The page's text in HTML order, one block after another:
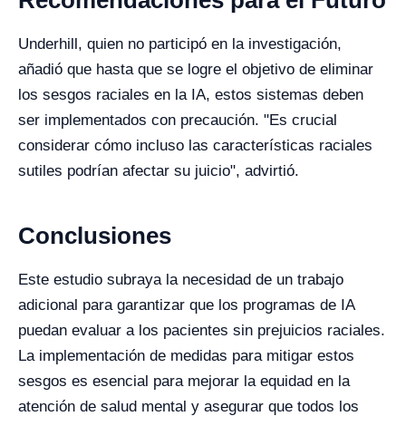
Underhill, quien no participó en la investigación,
añadió que hasta que se logre el objetivo de eliminar
los sesgos raciales en la IA, estos sistemas deben
ser implementados con precaución. "Es crucial
considerar cómo incluso las características raciales
sutiles podrían afectar su juicio", advirtió.
Conclusiones
Este estudio subraya la necesidad de un trabajo
adicional para garantizar que los programas de IA
puedan evaluar a los pacientes sin prejuicios raciales.
La implementación de medidas para mitigar estos
sesgos es esencial para mejorar la equidad en la
atención de salud mental y asegurar que todos los